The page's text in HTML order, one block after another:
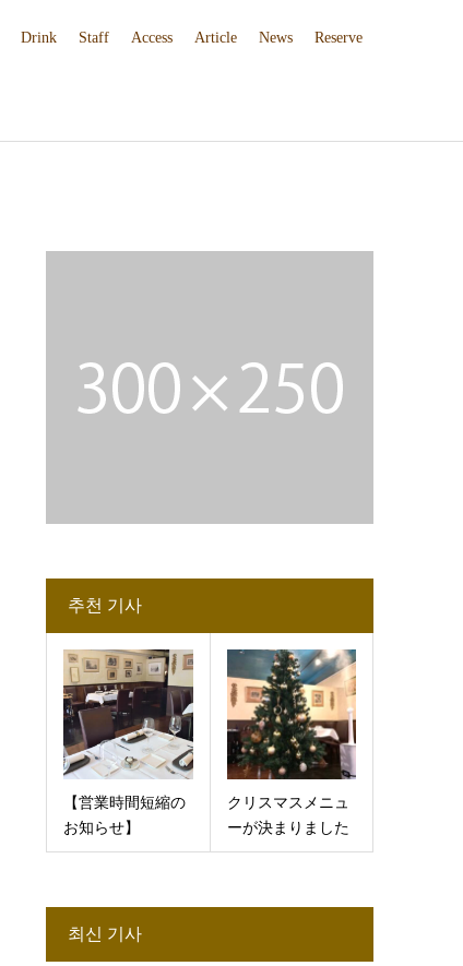
Drink Staff Access Article News Reserve
추천 기사
【営業時間短縮の
お知らせ】
クリスマスメニュ
ーが決まりました
최신 기사